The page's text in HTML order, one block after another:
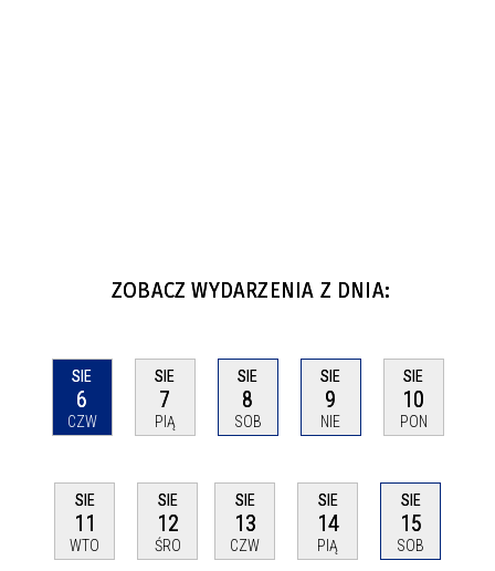
ZOBACZ WYDARZENIA Z DNIA:
SIE
6
CZW
SIE
7
PIĄ
SIE
8
SOB
SIE
9
NIE
SIE
10
PON
SIE
11
WTO
SIE
12
ŚRO
SIE
13
CZW
SIE
14
PIĄ
SIE
15
SOB